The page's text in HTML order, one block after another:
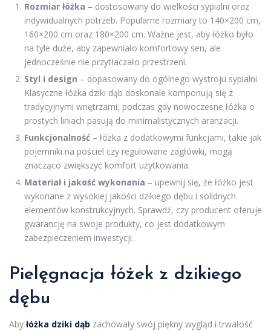
Rozmiar łóżka – dostosowany do wielkości sypialni oraz
indywidualnych potrzeb. Popularne rozmiary to 140×200 cm,
160×200 cm oraz 180×200 cm. Ważne jest, aby łóżko było
na tyle duże, aby zapewniało komfortowy sen, ale
jednocześnie nie przytłaczało przestrzeni.
Styl i design – dopasowany do ogólnego wystroju sypialni.
Klasyczne łóżka dziki dąb doskonale komponują się z
tradycyjnymi wnętrzami, podczas gdy nowoczesne łóżka o
prostych liniach pasują do minimalistycznych aranżacji.
Funkcjonalność – łóżka z dodatkowymi funkcjami, takie jak
pojemniki na pościel czy regulowane zagłówki, mogą
znacząco zwiększyć komfort użytkowania.
Materiał i jakość wykonania – upewnij się, że łóżko jest
wykonane z wysokiej jakości dzikiego dębu i solidnych
elementów konstrukcyjnych. Sprawdź, czy producent oferuje
gwarancję na swoje produkty, co jest dodatkowym
zabezpieczeniem inwestycji.
Pielęgnacja łóżek z dzikiego
dębu
Aby łóżka dziki dąb zachowały swój piękny wygląd i trwałość